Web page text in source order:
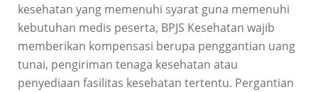
kesehatan yang memenuhi syarat guna memenuhi
kebutuhan medis peserta, BPJS Kesehatan wajib
memberikan kompensasi berupa penggantian uang
tunai, pengiriman tenaga kesehatan atau
penyediaan fasilitas kesehatan tertentu. Pergantian